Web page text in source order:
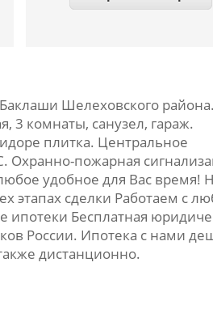
Шелеховского
3 комнаты, санузел, гараж.
плитка. Центральное
пожарная
удобное для Вас время!
этапах сделки Работаем с
Бесплатная
России. Ипотека с нами
дистанционно.